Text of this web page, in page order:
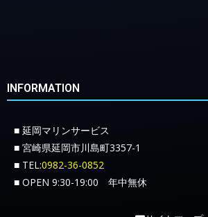
INFORMATION
■ 延岡マリンサービス
■ 宮崎県延岡市川島町3357-1
■ TEL:0982-36-0852
■ OPEN 9:30-19:00 年中無休